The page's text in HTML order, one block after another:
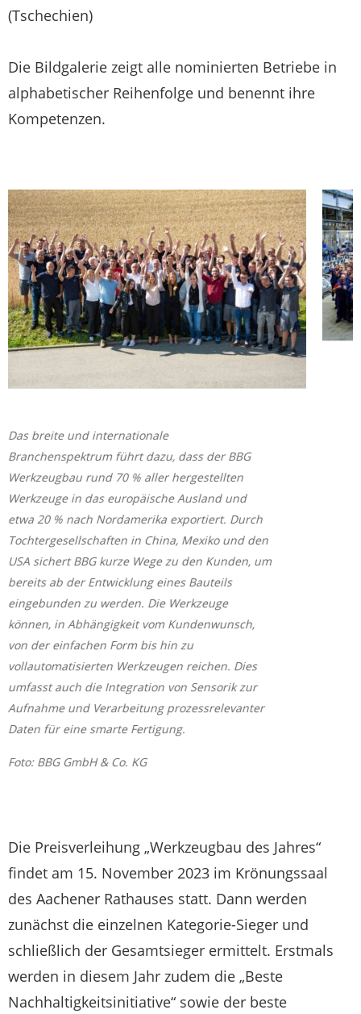
(Tschechien)
Die Bildgalerie zeigt alle nominierten Betriebe in
alphabetischer Reihenfolge und benennt ihre
Kompetenzen.
Das breite und internationale
Branchenspektrum führt dazu, dass der BBG
Werkzeugbau rund 70 % aller hergestellten
Werkzeuge in das europäische Ausland und
etwa 20 % nach Nordamerika exportiert. Durch
Tochtergesellschaften in China, Mexiko und den
USA sichert BBG kurze Wege zu den Kunden, um
bereits ab der Entwicklung eines Bauteils
eingebunden zu werden. Die Werkzeuge
können, in Abhängigkeit vom Kundenwunsch,
von der einfachen Form bis hin zu
vollautomatisierten Werkzeugen reichen. Dies
umfasst auch die Integration von Sensorik zur
Aufnahme und Verarbeitung prozessrelevanter
Daten für eine smarte Fertigung.
Foto: BBG GmbH & Co. KG
Die Preisverleihung „Werkzeugbau des Jahres“
findet am 15. November 2023 im Krönungssaal
des Aachener Rathauses statt. Dann werden
zunächst die einzelnen Kategorie-Sieger und
schließlich der Gesamtsieger ermittelt. Erstmals
werden in diesem Jahr zudem die „Beste
Nachhaltigkeitsinitiative“ sowie der beste